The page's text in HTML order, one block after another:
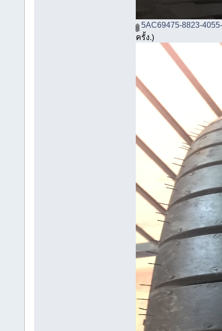
5AC69475-8823-
ครั้ง.)